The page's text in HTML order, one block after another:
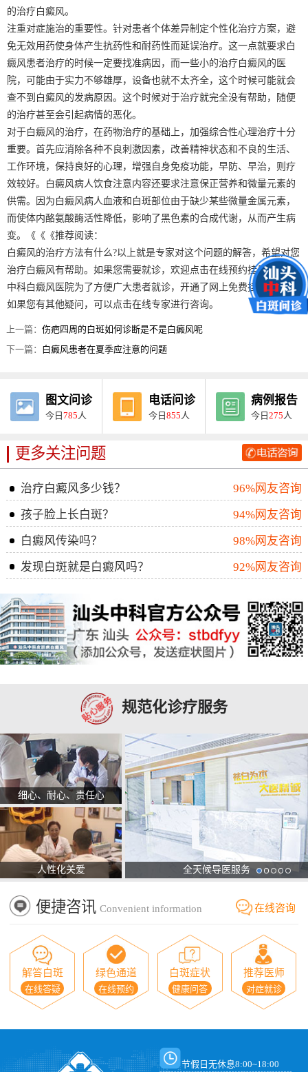
的治疗白癜风。
注重对症施治的重要性。针对患者个体差异制定个性化治疗方案，避
免无效用药使身体产生抗药性和耐药性而延误治疗。这一点就要求白
癜风患者治疗的时候一定要找准病因，而一些小的治疗白癜风的医
院，可能由于实力不够雄厚，设备也就不太齐全，这个时候可能就会
查不到白癜风的发病原因。这个时候对于治疗就完全没有帮助，随便
的治疗甚至会引起病情的恶化。
对于白癜风的治疗，在药物治疗的基础上，加强综合性心理治疗十分
重要。首先应消除各种不良刺激因素，改善精神状态和不良的生活、
工作环境，保持良好的心理，增强自身免疫功能，早防、早治，则疗
效较好。白癜风病人饮食注意内容还要求注意保正营养和微量元素的
供需。因为白癜风病人血液和白斑部位由于缺少某些微量金属元素，
而使体内酪氨酸酶活性降低，影响了黑色素的合成代谢，从而产生病
变。《《《推荐阅读：
白癜风的治疗方法有什么?以上就是专家对这个问题的解答，希望对您
治疗白癜风有帮助。如果您需要就诊，欢迎点击在线预约挂号，汕头
中科白癜风医院为了方便广大患者就诊，开通了网上免费挂号平台。
如果您有其他疑问，可以点击在线专家进行咨询。
上一篇：伤疤四周的白斑如何诊断是不是白癜风呢
下一篇： 白癜风患者在夏季应注意的问题
图文问诊
今日785 人
电话问诊
今日855 人
病例报告
今日275 人
更多关注问题
治疗白癜风多少钱？
96%网友咨询
孩子脸上长白斑？
94%网友咨询
白癜风传染吗？
98%网友咨询
发现白斑就是白癜风吗？
92%网友咨询
规范化诊疗服务
细心、耐心、责任心
人性化关爱 全天候导医服务
便捷咨讯 Convenient information 在线咨询
解答白斑
在线答疑
绿色通道
在线预约
白斑症状
健康问答
推荐医师
对症就诊
节假日无休息8:00~18:00